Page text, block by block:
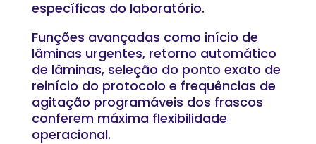
específicas do laboratório.
Funções avançadas como início de
lâminas urgentes, retorno automático
de lâminas, seleção do ponto exato de
reinício do protocolo e frequências de
agitação programáveis dos frascos
conferem máxima flexibilidade
operacional.